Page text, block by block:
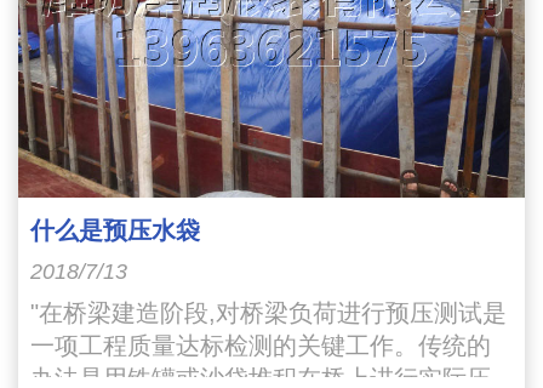
什么是预压水袋
2018/7/13
"在桥梁建造阶段,对桥梁负荷进行预压测试是
一项工程质量达标检测的关键工作。传统的
办法是用铁罐或沙袋堆积在桥上进行实际压